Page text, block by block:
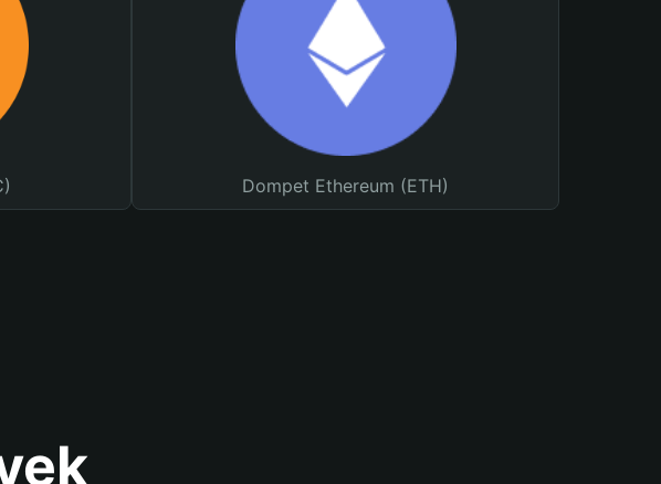
Dompet Ethereum (ETH)